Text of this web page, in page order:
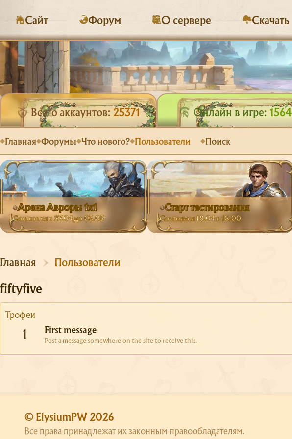
Сайт Форум О сервере Скачать
Всего аккаунтов: 25371 Онлайн в игре: 1564
Главная Форумы Что нового? Пользователи Поиск
Арена Авроры 1х1
Состоится с 27.04 до 03.05
Старт тестирования
Состоялся 18.04 в 18:00
Главная Пользователи
fiftyfive
Трофеи
1 First message
Post a message somewhere on the site to receive this.
© ElysiumPW 2026
Все права принадлежат их законным правообладателям.